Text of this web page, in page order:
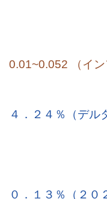
（イン
２４％（デルタ
２０２２．